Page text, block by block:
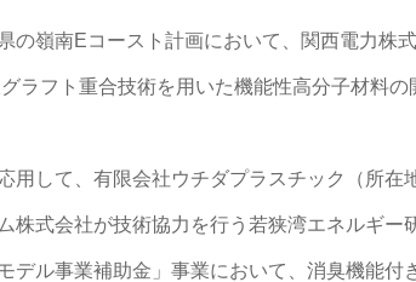
の嶺南Eコースト計画において、関西電力株
ラフト重合技術を用いた機能性高分子材料の
用して、有限会社ウチダプラスチック（所在
株式会社が技術協力を行う若狭湾エネルギー
デル事業補助金」事業において、消臭機能